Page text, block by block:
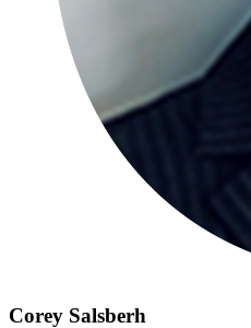
Corey Salsberh